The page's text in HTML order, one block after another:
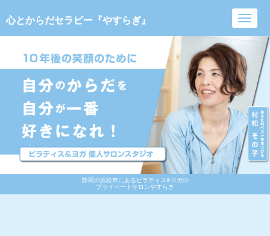
静岡の浜松市にあるピラティス&ヨガの
プライベートサロンやすらぎ
心とからだセラピー『やすらぎ』